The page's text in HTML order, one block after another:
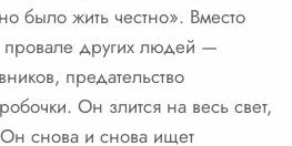
было жить честно». Вместо
провале других людей —
предательство
Он злится на весь свет,
снова и снова ищет